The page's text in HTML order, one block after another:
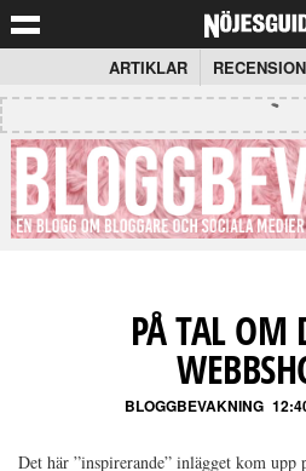
ARTIKLAR
PÅ TAL OM
BLOGGBEVAKNING
Det här ”inspirerande” inlägget kom upp